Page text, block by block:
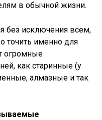
в обычной жизни.
без исключения всем,
точить именно для
огромные
как старинные (у
алмазные и так